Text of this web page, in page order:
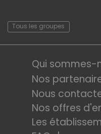
Tous les groupes
Qui sommes-
Nos
Nous
Nos offres
Les